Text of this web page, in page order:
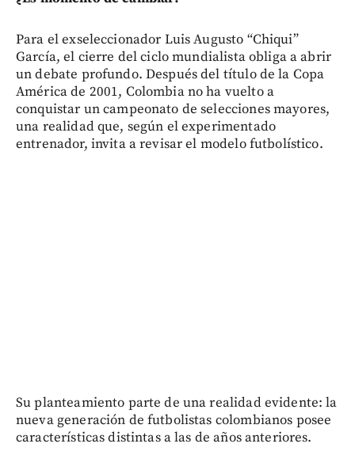
Para el exseleccionador Luis Augusto “Chiqui”
García, el cierre del ciclo mundialista obliga a abrir
un debate profundo. Después del título de la Copa
América de 2001, Colombia no ha vuelto a
conquistar un campeonato de selecciones mayores,
una realidad que, según el experimentado
entrenador, invita a revisar el modelo futbolístico.
Su planteamiento parte de una realidad evidente: la
nueva generación de futbolistas colombianos posee
características distintas a las de años anteriores.